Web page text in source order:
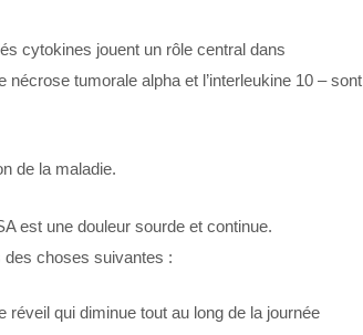
cytokines jouent un rôle central dans
tumorale alpha et l’interleukine 10 – sont
de la maladie.
est une douleur sourde et continue.
choses suivantes :
qui diminue tout au long de la journée